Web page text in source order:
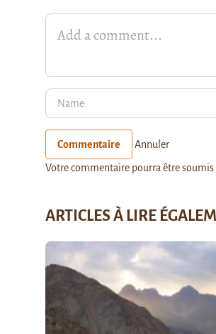
Commentaire Annuler
Votre commentaire pourra être soumis
ARTICLES À LIRE